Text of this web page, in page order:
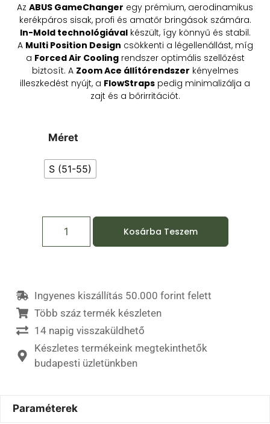
Az ABUS GameChanger egy prémium, aerodinamikus
kerékpáros sisak, profi és amatőr bringások számára.
In-Mold technológiávalkészült, így könnyű és stabil.
A Multi Position Design csökkenti a légellenállást, míg
a Forced Air Coolingrendszer optimális szellőzést
biztosít. A Zoom Ace állítórendszer kényelmes
illeszkedést nyújt, a FlowStraps pedig minimalizálja a
zajt és a bőrirritációt.
Méret
S (51-55)
Kosárba Teszem
Ingyenes kiszállítás 50.000 forint felett
Több száz termék készleten
14 napig visszaküldhető
Készletes termékeink megtekinthetők
budapesti üzletünkben
Paraméterek